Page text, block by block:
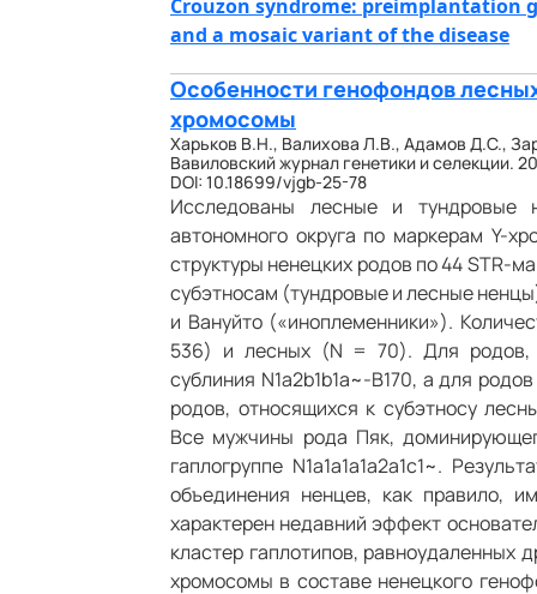
Crouzon syndrome: preimplantation
and a mosaic variant of the disease
Особенности генофондов
хромосомы
Харьков В.Н., Валихова Л.В., Адамов Д.С.,
Вавиловский журнал генетики и селекции.
DOI: 10.18699/vjgb-25-78
Исследованы лесные и тундровые
автономного округа по маркерам Y-
структуры ненецких родов по 44 STR-
субэтносам (тундровые и лесные
и Вануйто («иноплеменники»).
536) и лесных (N = 70). Для родов,
сублиния N1a2b1b1a~-B170, а для
родов, относящихся к субэтносу
Все мужчины рода Пяк,
гаплогруппе N1a1a1a1a2a1c1~.
объединения ненцев, как правило,
характерен недавний эффект
кластер гаплотипов, равноудаленных
хромосомы в составе ненецкого